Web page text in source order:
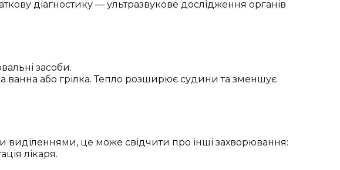
діагностику — ультразвукове дослідження органів
засоби.
ванна або грілка. Тепло розширює судини та зменшує
це може свідчити про інші захворювання:
лікаря.